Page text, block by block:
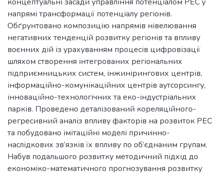
напрямі трансформації потенціалу регіонів.
Обґрунтовано композицію напрямів нівелювання
негативних тенденцій розвитку регіонів та впливу
воєнних дій із урахуванням процесів цифровізації
шляхом створення інтегрованих регіональних
підприємницьких систем, інжинірингових центрів,
інформаційно-комунікаційних центрів аутсорсингу,
інноваційно-технологічних та еко-індустріальних
парків. Проведено деталізований кореляційного-
регресивний аналіз впливу факторів на розвиток РЕС
та побудовано імітаційні моделі причинно-
наслідкових зв’язків їх впливу по об’єднаним групам.
Набув подальшого розвитку методичний підхід до
економіко-математичного прогнозування розвитку